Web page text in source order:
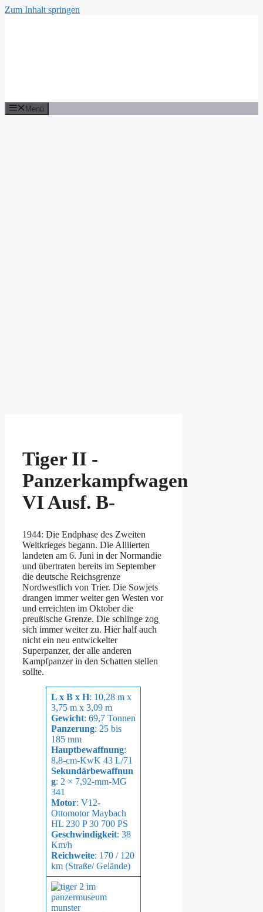
Zum Inhalt springen
Menü
Tiger II -
Panzerkampfwagen
VI Ausf. B-
1944: Die Endphase des Zweiten
Weltkrieges begann. Die Alliierten
landeten am 6. Juni in der Normandie
und übertraten bereits im September
die deutsche Reichsgrenze
Nordwestlich von Trier. Die Sowjets
drangen immer weiter gen Westen vor
und erreichten im Oktober die
preußische Grenze. Die schlinge zog
sich immer weiter zu. Hier half auch
nicht ein neu entwickelter
Superpanzer, der alle anderen
Kampfpanzer in den Schatten stellen
sollte.
L x B x H: 10,28 m x
3,75 m x 3,09 m
Gewicht: 69,7 Tonnen
Panzerung: 25 bis
185 mm
Hauptbewaffnung:
8,8-cm-KwK 43 L/71
Sekundärbewaffnun
g: 2 × 7,92-mm-MG
341
Motor: V12-
Ottomotor Maybach
HL 230 P 30 700 PS
Geschwindigkeit: 38
Km/h
Reichweite: 170 / 120
km (Straße/ Gelände)